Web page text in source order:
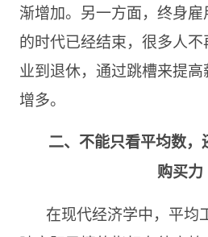
渐增加。另一方面，终身
的时代已经结束，很多人
业到退休，通过跳槽来提
增多。
二、 不能只看平均数
购买力
在现代经济学中，平均